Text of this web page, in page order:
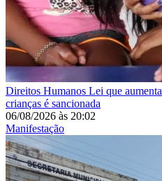
Direitos Humanos Lei que
crianças é sancionada
06/08/2026 às 20:02
Manifestação